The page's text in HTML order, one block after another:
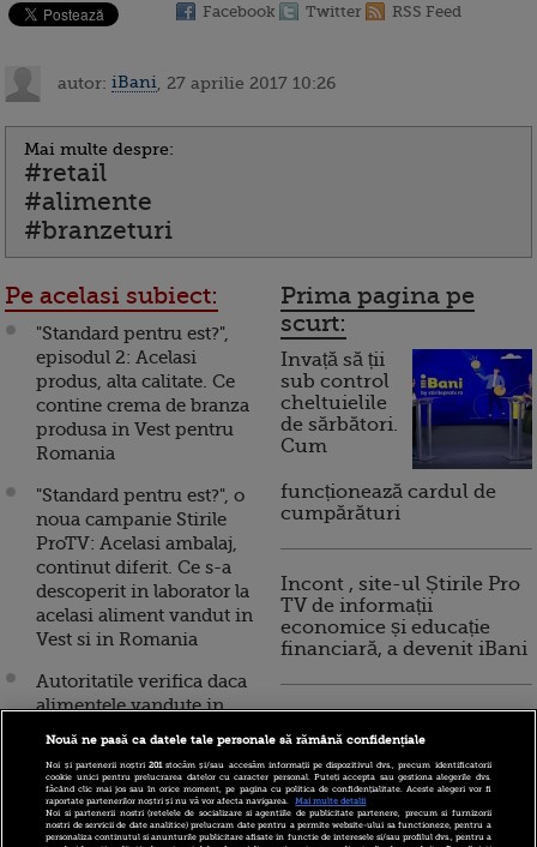
Facebook Twitter RSS Feed
autor: iBani , 27 aprilie 2017 10:26
Mai multe despre:
#retail
#alimente
#branzeturi
Pe acelasi subiect:
"Standard pentru est?",
episodul 2: Acelasi
produs, alta calitate. Ce
contine crema de branza
produsa in Vest pentru
Romania
"Standard pentru est?", o
noua campanie Stirile
ProTV: Acelasi ambalaj,
continut diferit. Ce s-a
descoperit in laborator la
acelasi aliment vandut in
Vest si in Romania
Autoritatile verifica daca
alimentele vandute in
calitativ fata de cele din
vestul Europei. Cum se
apara producatorii
Prima pagina pe
scurt:
Invață să ții
sub control
cheltuielile
de sărbători.
Cum
funcționează cardul de
cumpărături
Incont , site-ul Știrile Pro
TV de informații
economice și educație
financiară, a devenit iBani
financiare inteligente
Nouă ne pasă ca datele tale personale să rămână confidențiale
Noi și partenerii noștri201stocăm și/sau accesăm informații pe dispozitivul dvs., precum identificatorii
cookie unici pentru prelucrarea datelor cu caracter personal. Puteți accepta sau gestiona alegerile dvs.
făcând clic mai jos sau în orice moment, pe pagina cu politica de confidențialitate. Aceste alegeri vor fi
raportate partenerilor noștri și nu vă vor afecta navigarea.
Mai multe detalii
Noi si partenerii nostri (retelele de socializare si agentiile de publicitate partenere, precum si furnizorii
nostri de servicii de date analitice) prelucram date pentru a permite website-ului sa functioneze, pentru a
personaliza continutul si anunturile publicitare afisate in functie de interesele si/sau profilul dvs., pentru a